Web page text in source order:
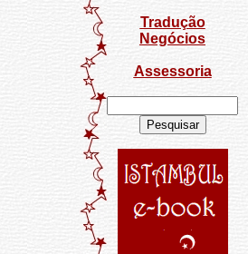
Tradução
Negócios
Assessoria